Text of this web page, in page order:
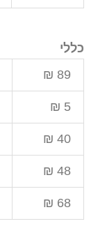
כללי
89 ₪
5 ₪
40 ₪
48 ₪
68 ₪